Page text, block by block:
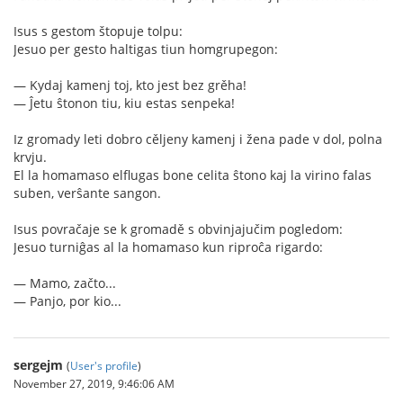
Isus s gestom štopuje tolpu:
Jesuo per gesto haltigas tiun homgrupegon:
— Kydaj kamenj toj, kto jest bez grěha!
— Ĵetu ŝtonon tiu, kiu estas senpeka!
Iz gromady leti dobro cěljeny kamenj i žena pade v dol, polna
krvju.
El la homamaso elflugas bone celita ŝtono kaj la virino falas
suben, verŝante sangon.
Isus povračaje se k gromadě s obvinjajučim pogledom:
Jesuo turniĝas al la homamaso kun riproĉa rigardo:
— Mamo, začto...
— Panjo, por kio...
sergejm (User's profile)
November 27, 2019, 9:46:06 AM